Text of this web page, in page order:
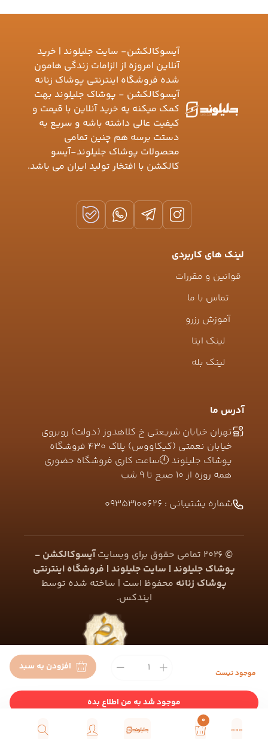
0
موجود نیست
افزودن به سبد
موجود شد به من اطلاع بده
آیسوکالکشن- سایت جلیلوند | خرید
آنلاین امروزه از الزامات زندگی هامون
شده فروشگاه اینترنتی پوشاک زنانه
آیسوکالکشن - پوشاک جلیلوند بهت
کمک میکنه یه خرید آنلاین با قیمت و
کیفیت عالی داشته باشه و سریع به
دستت برسه هم چنین تمامی
محصولات پوشاک جلیلوند-آیسو
کالکشن با افتخار تولید ایران می باشد.
لینک های کاربردی
قوانین و مقررات
تماس با ما
آموزش رزرو
لینک ایتا
لینک بله
آدرس ما
تهران خیابان شریعتی خ کلاهدوز (دولت) روبروی
خیابان نعمتی (کیکاووس) پلاک ۴۳۰ فروشگاه
پوشاک جلیلوند 🕛ساعت کاری فروشگاه حضوری
همه روزه از ۱۰ صبح تا ۹ شب
شماره پشتیبانی : 09353100626
©
2026 تمامی حقوق برای وبسایتآیسوکالکشن -
پوشاک جلیلوند | سایت جلیلوند | فروشگاه اینترنتی
پوشاک زنانه محفوظ است | ساخته شده توسط
ایندکس.